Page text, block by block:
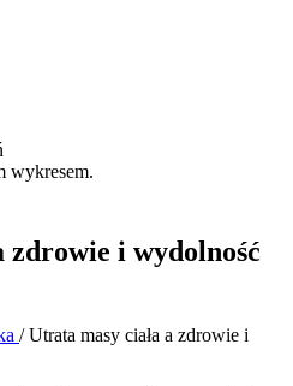
wykresem.
zdrowie i wydolność
/ Utrata masy ciała a zdrowie i